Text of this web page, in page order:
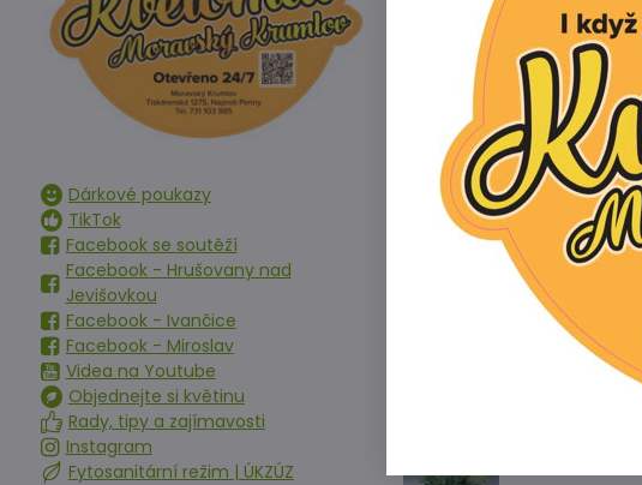
Předchozí produkt
Alternativní
Rozchodník
NOVINKA
NOVINKA
Dárkové poukazy
TikTok
Facebook se soutěží
Facebook - Hrušovany nad
Jevišovkou
Facebook - Ivančice
Facebook - Miroslav
Videa na Youtube
Objednejte si květinu
Rady, tipy a zajímavosti
Instagram
Fytosanitární režim | ÚKZÚZ